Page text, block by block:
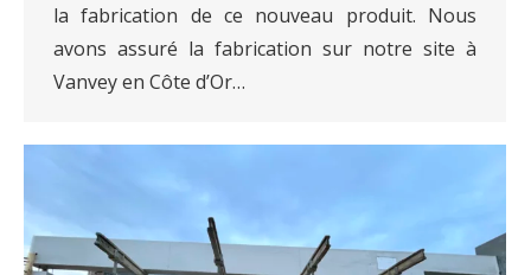
la fabrication de ce nouveau produit. Nous
avons assuré la fabrication sur notre site à
Vanvey en Côte d’Or…